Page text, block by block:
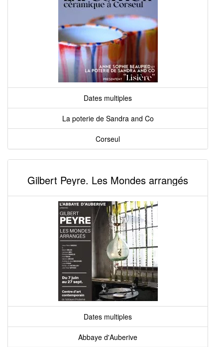
Dates multiples
La poterie de Sandra and Co
Corseul
Gilbert Peyre. Les Mondes arrangés
Dates multiples
Abbaye d'Auberive